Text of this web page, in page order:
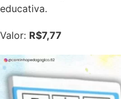
educativa.
Valor: R$7,77